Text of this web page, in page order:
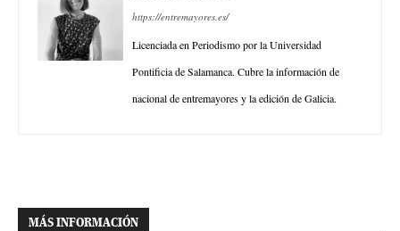
https://entremayores.es/
Licenciada en Periodismo por la Universidad
Pontificia de Salamanca. Cubre la información de
nacional de entremayores y la edición de Galicia.
MÁS INFORMACIÓN